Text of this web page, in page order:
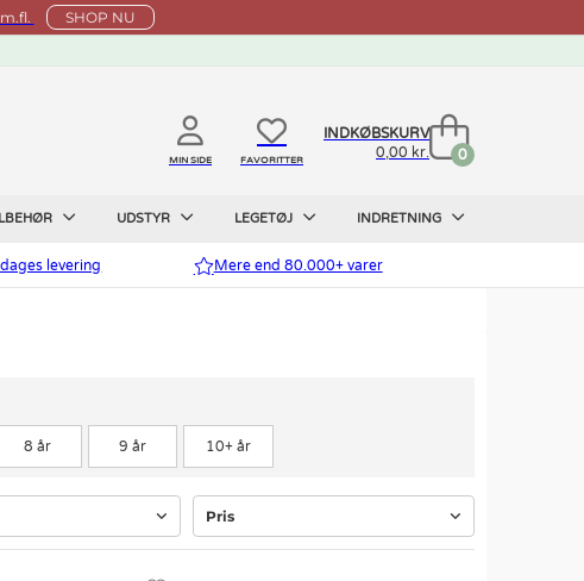
SHOP NU
MIN SIDE FAVORITTER
INDKØBSKURV
0,00 kr.
0
UDSTYR LEGETØJ INDRETNING
levering Mere end 80.000+ varer
8 år 9 år 10+ år
Pris